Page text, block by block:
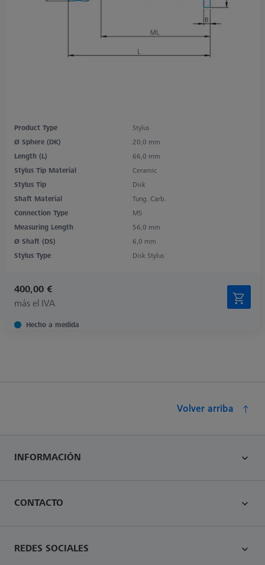
Product Type
Stylus
Ø Sphere (DK)
20,0 mm
Length (L)
66,0 mm
Stylus Tip Material
Ceramic
Stylus Tip
Disk
Shaft Material
Tung. Carb.
Connection Type
M5
Measuring Length
56,0 mm
Ø Shaft (DS)
6,0 mm
Stylus Type
Disk Stylus
400,00 €
más el IVA
Hecho a medida
Volver arriba
INFORMACIÓN
CONTACTO
REDES SOCIALES